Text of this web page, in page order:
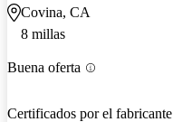
Covina, CA
8 millas
Buena oferta
Certificados por el fabricante